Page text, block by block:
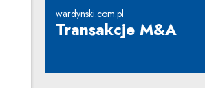
wardynski.com.pl
Transakcje M&A
Uwaga,